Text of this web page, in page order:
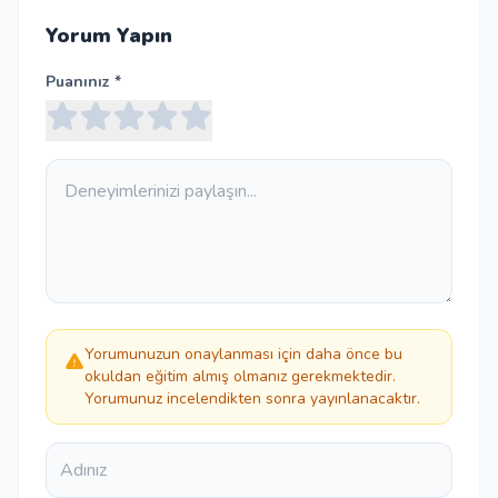
Yorum Yapın
Puanınız *
Yorumunuzun onaylanması için daha önce bu
okuldan eğitim almış olmanız gerekmektedir.
Yorumunuz incelendikten sonra yayınlanacaktır.